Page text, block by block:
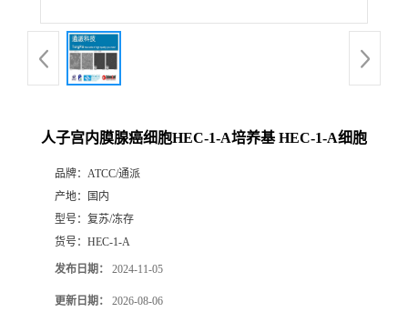
人子宫内膜腺癌细胞HEC-1-A培养基 HEC-1-A细胞
品牌： ATCC/通派
产地：
国内
型号： 复苏/冻存
货号： HEC-1-A
发布日期： 2024-11-05
更新日期： 2026-08-06